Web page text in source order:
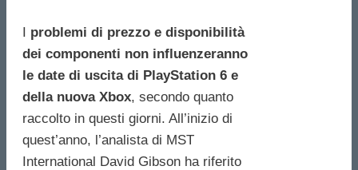
I problemi di prezzo e disponibilità
dei componenti non influenzeranno
le date di uscita di PlayStation 6 e
della nuova Xbox, secondo quanto
raccolto in questi giorni. All’inizio di
quest’anno, l’analista di MST
International David Gibson ha riferito